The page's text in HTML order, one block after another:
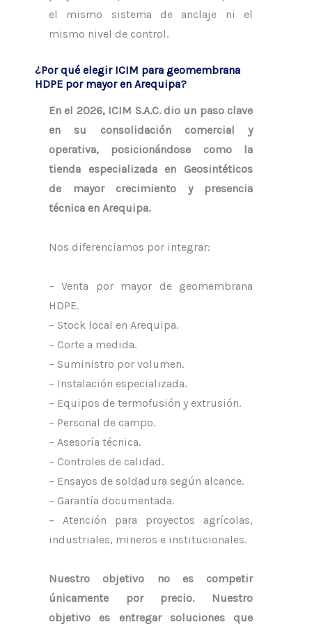
el mismo sistema de anclaje ni el
mismo nivel de control.
¿Por qué elegir ICIM para geomembrana
HDPE por mayor en Arequipa?
En el 2026, ICIM S.A.C. dio un paso clave
en su consolidación comercial y
operativa, posicionándose como la
tienda especializada en Geosintéticos
de mayor crecimiento y presencia
técnica en Arequipa.
Nos diferenciamos por integrar:
– Venta por mayor de geomembrana
HDPE.
– Stock local en Arequipa.
– Corte a medida.
– Suministro por volumen.
– Instalación especializada.
– Equipos de termofusión y extrusión.
– Personal de campo.
– Asesoría técnica.
– Controles de calidad.
– Ensayos de soldadura según alcance.
– Garantía documentada.
– Atención para proyectos agrícolas,
industriales, mineros e institucionales.
Nuestro objetivo no es competir
únicamente por precio. Nuestro
objetivo es entregar soluciones que